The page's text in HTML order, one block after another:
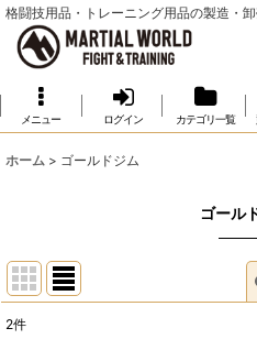
格闘技用品・トレーニング用品の製造・
メニュー ログイン カテゴリ一覧
ホーム > ゴールドジム
ゴール
2件